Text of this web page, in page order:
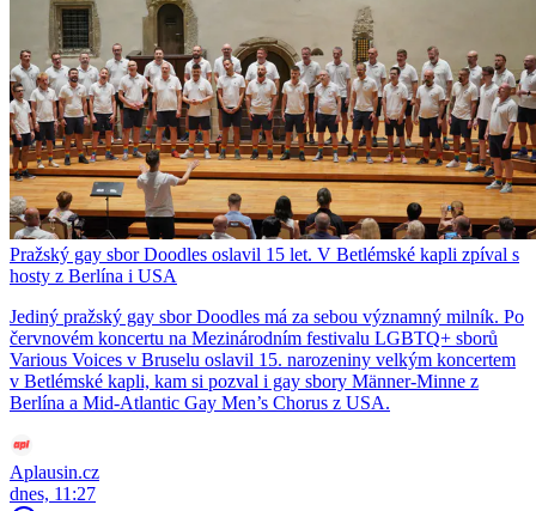
Pražský gay sbor Doodles oslavil 15 let. V Betlémské kapli zpíval s
hosty z Berlína i USA
Jediný pražský gay sbor Doodles má za sebou významný milník. Po
červnovém koncertu na Mezinárodním festivalu LGBTQ+ sborů
Various Voices v Bruselu oslavil 15. narozeniny velkým koncertem
v Betlémské kapli, kam si pozval i gay sbory Männer-Minne z
Berlína a Mid-Atlantic Gay Men’s Chorus z USA.
Aplausin.cz
dnes, 11:27